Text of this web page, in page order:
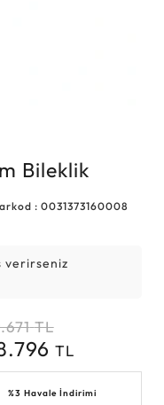
Bileklik
: 0031373160008
verirseniz
TL
TL
%3 Havale İndirimi